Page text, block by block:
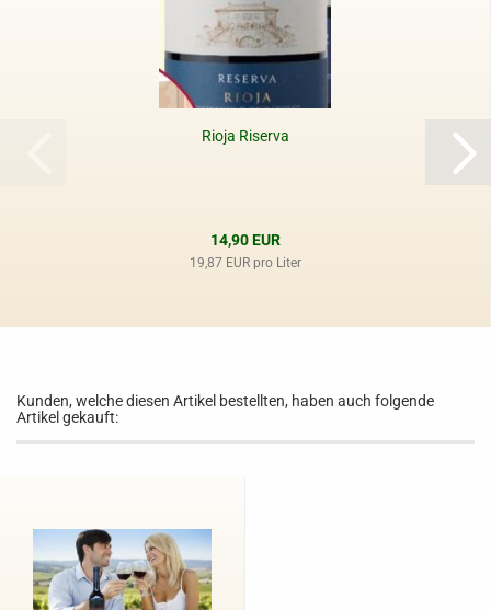
Rioja Riserva
14,90 EUR
19,87 EUR pro Liter
Kunden, welche diesen Artikel bestellten, haben auch folgende
Artikel gekauft: